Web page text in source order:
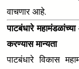
वाचणार आहे.
पाटबंधारे
करण्यास मान्यता
पाटबंधारे विकास